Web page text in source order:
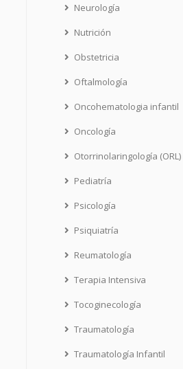
Neurología
Nutrición
Obstetricia
Oftalmología
Oncohematologia infantil
Oncología
Otorrinolaringología (ORL)
Pediatría
Psicología
Psiquiatría
Reumatología
Terapia Intensiva
Tocoginecología
Traumatología
Traumatología Infantil